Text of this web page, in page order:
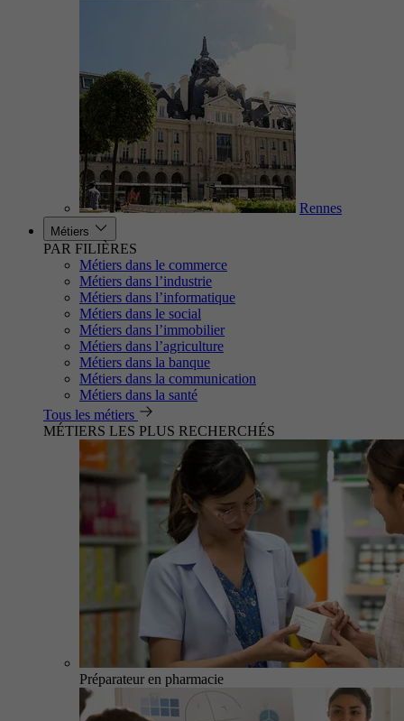
Rennes
Métiers
PAR FILIÈRES
Métiers dans le commerce
Métiers dans l’industrie
Métiers dans l’informatique
Métiers dans le social
Métiers dans l’immobilier
Métiers dans l’agriculture
Métiers dans la banque
Métiers dans la communication
Métiers dans la santé
Tous les métiers
MÉTIERS LES PLUS RECHERCHÉS
Préparateur en pharmacie